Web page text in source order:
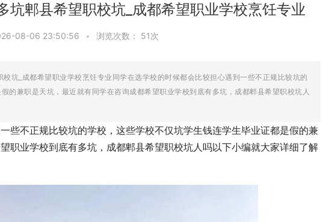
坑郫县希望职校坑_成都希望职业学校烹饪专业
08-06 23:50:56 • 浏览次数： 51次
坑_成都希望职业学校烹饪专业同学在选学校的时候都会比较担心遇到一些不正规比较坑的
的兼职是天坑，最近就有同学在咨询成都希望职业学校到底有多坑，成都郫县希望职校坑人
些不正规比较坑的学校，这些学校不仅坑学生钱连学生毕业证都是假的兼
职业学校到底有多坑，成都郫县希望职校坑人吗以下小编就大家详细了解